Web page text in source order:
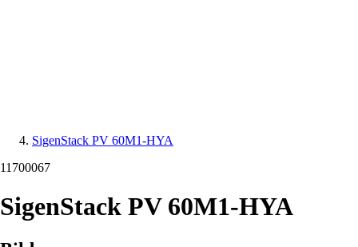
SigenStack PV 60M1-HYA
11700067
SigenStack PV 60M1-HYA